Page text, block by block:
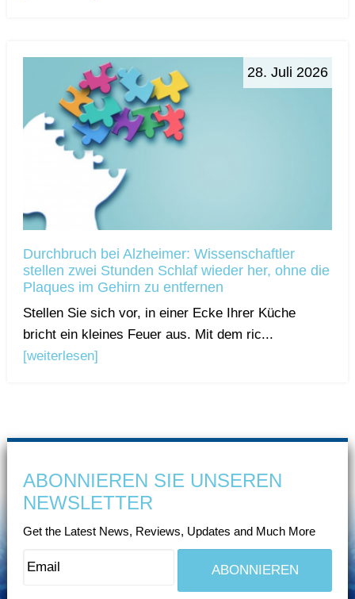
28. Juli 2026
Durchbruch bei Alzheimer: Wissenschaftler
stellen zwei Stunden Schlaf wieder her, ohne die
Plaques im Gehirn zu entfernen
Stellen Sie sich vor, in einer Ecke Ihrer Küche
bricht ein kleines Feuer aus. Mit dem ric...
[weiterlesen]
ABONNIEREN SIE UNSEREN
NEWSLETTER
Get the Latest News, Reviews, Updates and Much More